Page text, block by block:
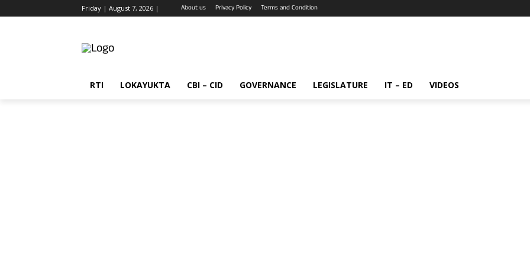
Friday | August 7, 2026 | About us Privacy Policy Terms and Condition
RTI LOKAYUKTA CBI – CID GOVERNANCE LEGISLATURE IT – ED VIDEOS